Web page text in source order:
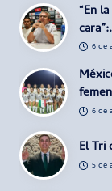
“En
6 de
6 de
El Tri
5 de